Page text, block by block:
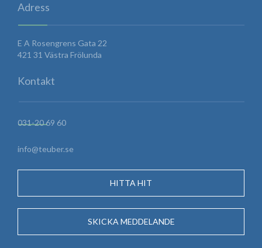
Adress
E A Rosengrens Gata 22
421 31 Västra Frölunda
Kontakt
031-20 69 60
info@teuber.se
HITTA HIT
SKICKA MEDDELANDE